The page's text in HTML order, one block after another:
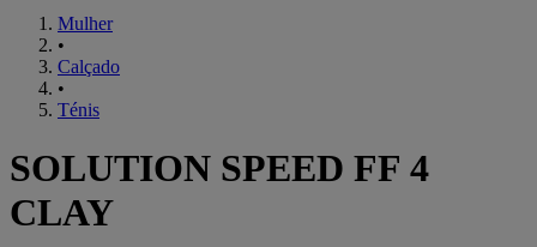
Mulher
•
Calçado
•
Ténis
SOLUTION SPEED FF 4
CLAY